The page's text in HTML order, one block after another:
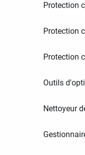
Protection
Protection
Protection
Outils
Nettoyeur